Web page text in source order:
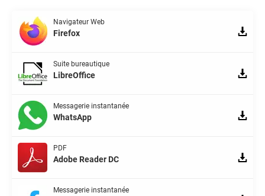
Navigateur Web
Firefox
Suite bureautique
LibreOffice
Messagerie instantanée
WhatsApp
PDF
Adobe Reader DC
Messagerie instantanée